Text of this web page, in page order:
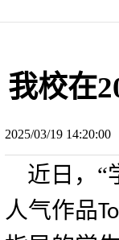
我校在
2025/03/19
近日， “
人气作品